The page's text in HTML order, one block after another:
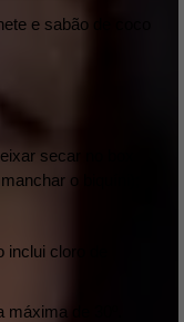
e sabão de coco
secar no box
o biquíni);
cloro de
de 30º.